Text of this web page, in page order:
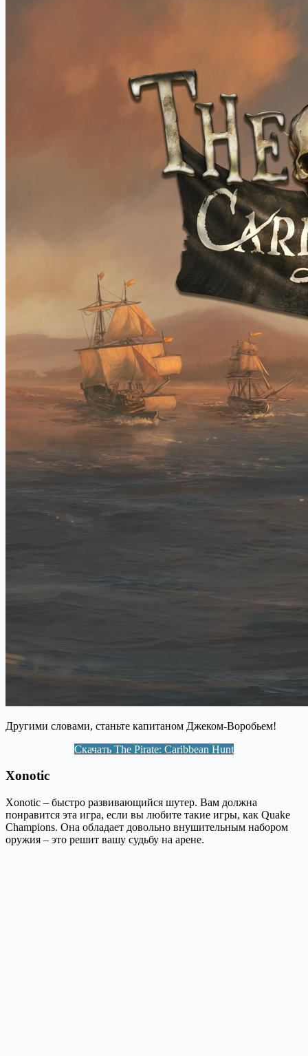
Другими словами, станьте капитаном Джеком-Воробьем!
Скачать The Pirate: Caribbean Hunt
Xonotic
Xonotic – быстро развивающийся шутер. Вам должна
понравится эта игра, если вы любите такие игры, как Quake
Champions. Она обладает довольно внушительным набором
оружия – это решит вашу судьбу на арене.